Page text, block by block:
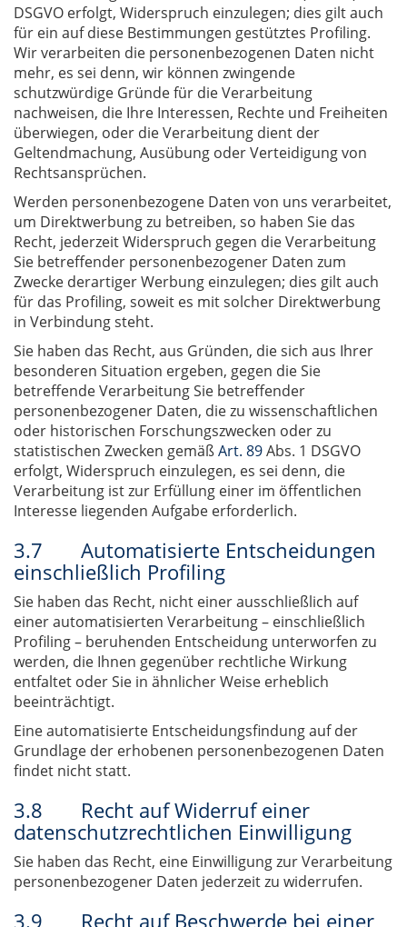
DSGVO erfolgt, Widerspruch einzulegen; dies gilt auch
für ein auf diese Bestimmungen gestütztes Profiling.
Wir verarbeiten die personenbezogenen Daten nicht
mehr, es sei denn, wir können zwingende
schutzwürdige Gründe für die Verarbeitung
nachweisen, die Ihre Interessen, Rechte und Freiheiten
überwiegen, oder die Verarbeitung dient der
Geltendmachung, Ausübung oder Verteidigung von
Rechtsansprüchen.
Werden personenbezogene Daten von uns verarbeitet,
um Direktwerbung zu betreiben, so haben Sie das
Recht, jederzeit Widerspruch gegen die Verarbeitung
Sie betreffender personenbezogener Daten zum
Zwecke derartiger Werbung einzulegen; dies gilt auch
für das Profiling, soweit es mit solcher Direktwerbung
in Verbindung steht.
Sie haben das Recht, aus Gründen, die sich aus Ihrer
besonderen Situation ergeben, gegen die Sie
betreffende Verarbeitung Sie betreffender
personenbezogener Daten, die zu wissenschaftlichen
oder historischen Forschungszwecken oder zu
statistischen Zwecken gemäßArt. 89Abs. 1 DSGVO
erfolgt, Widerspruch einzulegen, es sei denn, die
Verarbeitung ist zur Erfüllung einer im öffentlichen
Interesse liegenden Aufgabe erforderlich.
3.7 Automatisierte Entscheidungen
einschließlich Profiling
Sie haben das Recht, nicht einer ausschließlich auf
einer automatisierten Verarbeitung – einschließlich
Profiling – beruhenden Entscheidung unterworfen zu
werden, die Ihnen gegenüber rechtliche Wirkung
entfaltet oder Sie in ähnlicher Weise erheblich
beeinträchtigt.
Eine automatisierte Entscheidungsfindung auf der
Grundlage der erhobenen personenbezogenen Daten
findet nicht statt.
3.8 Recht auf Widerruf einer
datenschutzrechtlichen Einwilligung
Sie haben das Recht, eine Einwilligung zur Verarbeitung
personenbezogener Daten jederzeit zu widerrufen.
3.9 Recht auf Beschwerde bei einer